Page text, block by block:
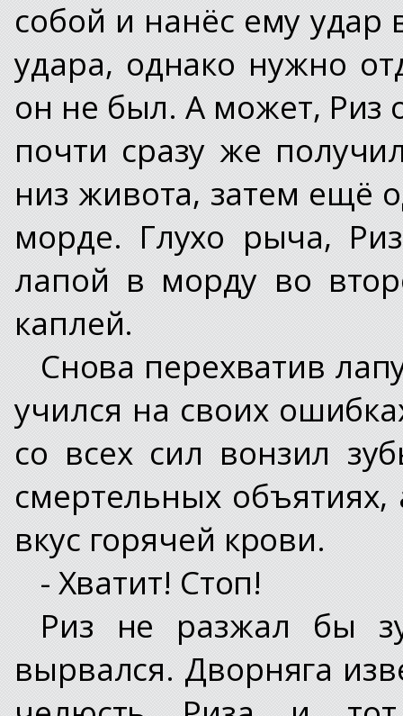
собой и нанёс ему удар
удара, однако нужно
он не был. А может, Риз
почти сразу же
низ живота, затем ещё
морде. Глухо рыча,
лапой в морду во
каплей.
Снова перехватив
учился на своих
со всех сил вонзил
смертельных
вкус горячей крови.
- Хватит! Стоп!
Риз не разжал бы
вырвался. Дворняга